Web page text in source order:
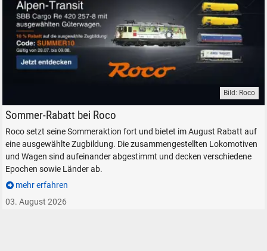
Roco Sommeraktion Rabatt 10% Alpen-Transit SBB Cargo Re 420 257-
Bild: Roco
Sommer-Rabatt bei Roco
Roco setzt seine Sommeraktion fort und bietet im August Rabatt auf
eine ausgewählte Zugbildung. Die zusammengestellten Lokomotiven
und Wagen sind aufeinander abgestimmt und decken verschiedene
Epochen sowie Länder ab.
mehr erfahren
03. August 2026